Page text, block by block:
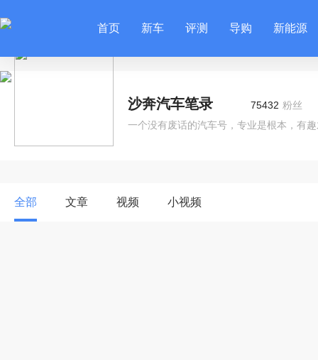
首页 新车 评测 导购 新能源
沙奔汽车笔录 75432 粉丝
一个没有废话的汽车号，专业是根本，有
全部 文章 视频 小视频